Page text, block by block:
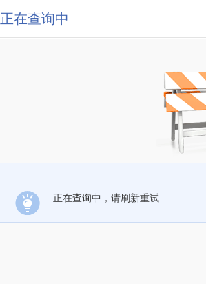
正在查询中
正在查询中，请刷新重试